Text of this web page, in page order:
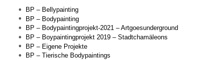
BP – Bellypainting
BP – Bodypainting
BP – Bodypaintingprojekt-2021 – Artgoesunderground
BP – Boypaintingprojekt 2019 – Stadtchamäleons
BP – Eigene Projekte
BP – Tierische Bodypaintings